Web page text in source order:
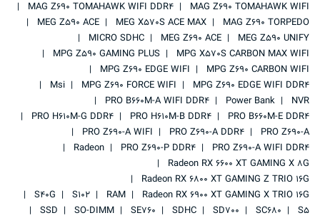
MAG Z690 TOMAHAWK WIFI
MAG Z690 TOMAHAWK WIFI DDR4
MAG Z690 TORPEDO
MEG X570S ACE MAX
MEG Z590 ACE
MEG Z590 UNIFY
MEG Z690 ACE
MICRO SDHC
MPG X570S CARBON MAX WIFI
MPG Z590 GAMING PLUS
MPG Z690 CARBON WIFI
MPG Z690 EDGE WIFI
MPG Z690 EDGE WIFI DDR4
MPG Z690 FORCE WIFI
Msi
NVR
Power Bank
PRO B660M-A WIFI DDR4
PRO B660M-E DDR4
PRO H610M-B DDR4
PRO H610M-G DDR4
PRO Z690-A
PRO Z690-A DDR4
PRO Z690-A WIFI
PRO Z690-A WIFI DDR4
PRO Z690-P DDR4
Radeon
Radeon RX 6600 XT GAMING X 8G
Radeon RX 6800 XT GAMING Z TRIO 16G
Radeon RX 6900 XT GAMING X TRIO 16G
RAM
S102
S40G
S5
SC680
SD700
SDHC
SE760
SO-DIMM
SSD